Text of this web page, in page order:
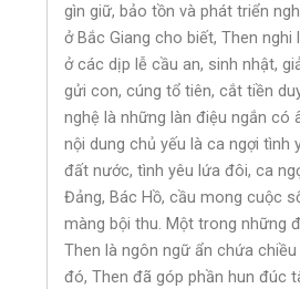
gìn giữ, bảo tồn và phát triển
ở Bắc Giang cho biết, Then
ở các dịp lễ cầu an, sinh nhật,
gửi con, cúng tổ tiên, cắt tiền
nghệ là những làn điệu ngắn có
nội dung chủ yếu là ca ngợi tình
đất nước, tình yêu lứa đôi, ca
Đảng, Bác Hồ, cầu mong cuộc
màng bội thu. Một trong những
Then là ngôn ngữ ẩn chứa
đó, Then đã góp phần hun đúc